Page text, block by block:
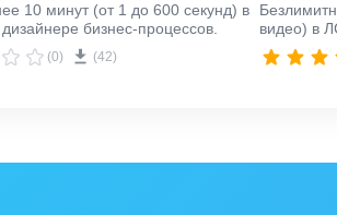
те диалоги, к которым
10 минут (от 1 до 600 секунд) в
бизнес-процессов.
(0) (42)
видео) в